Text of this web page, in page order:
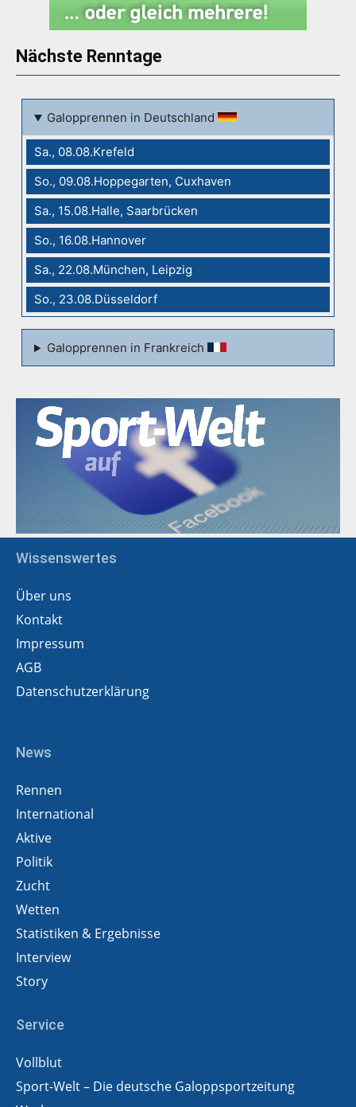
Nächste Renntage
Galopprennen in Deutschland
Sa., 08.08.Krefeld
So., 09.08.Hoppegarten, Cuxhaven
Sa., 15.08.Halle, Saarbrücken
So., 16.08.Hannover
Sa., 22.08.München, Leipzig
So., 23.08.Düsseldorf
Galopprennen in Frankreich
Wissenswertes
Über uns
Kontakt
Impressum
AGB
Datenschutzerklärung
News
Rennen
International
Aktive
Politik
Zucht
Wetten
Statistiken & Ergebnisse
Interview
Story
Service
Vollblut
Sport-Welt – Die deutsche Galoppsportzeitung